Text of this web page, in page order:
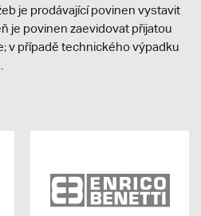
je prodávající povinen vystavit
je povinen zaevidovat přijatou
v případě technického výpadku